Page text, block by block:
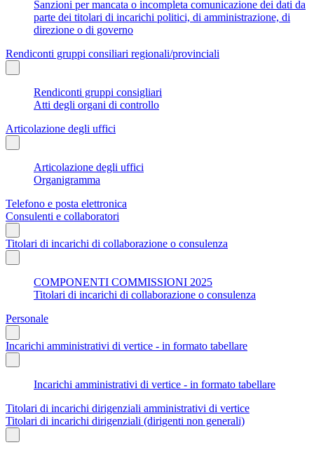
Sanzioni per mancata o incompleta comunicazione dei dati da
parte dei titolari di incarichi politici, di amministrazione, di
direzione o di governo
Rendiconti gruppi consiliari regionali/provinciali
Rendiconti gruppi consigliari
Atti degli organi di controllo
Articolazione degli uffici
Articolazione degli uffici
Organigramma
Telefono e posta elettronica
Consulenti e collaboratori
Titolari di incarichi di collaborazione o consulenza
COMPONENTI COMMISSIONI 2025
Titolari di incarichi di collaborazione o consulenza
Personale
Incarichi amministrativi di vertice - in formato tabellare
Incarichi amministrativi di vertice - in formato tabellare
Titolari di incarichi dirigenziali amministrativi di vertice
Titolari di incarichi dirigenziali (dirigenti non generali)